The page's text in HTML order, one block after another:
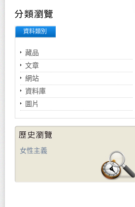
資料類別
藏品
文章
網站
資料庫
圖片
女性主義